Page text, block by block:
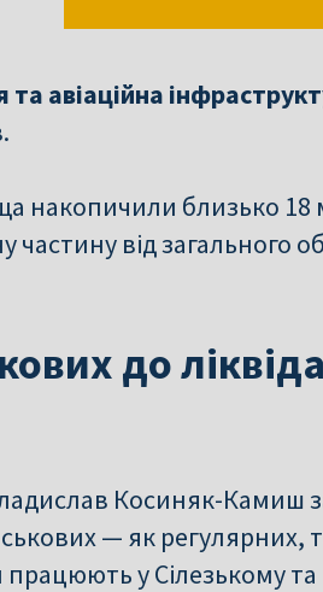
авіаційна
накопичили близько 18
від загального
до
Косиняк-Камиш
— як регулярних,
у Сілезькому та